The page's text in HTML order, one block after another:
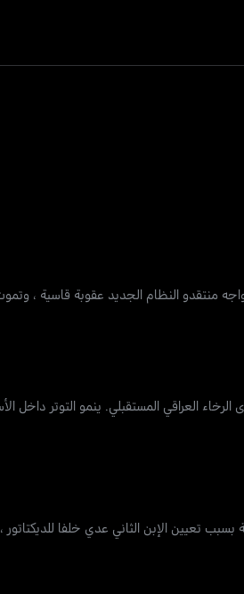
الرخاء العراقي المستقبلي. ينمو التوتر
بسبب تعيين الإبن الثاني عدي خلفا